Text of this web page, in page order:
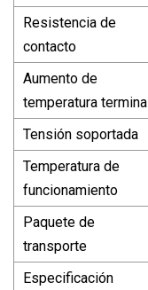
Resistencia de
contacto
Aumento de
temperatura
Tensión soportada
Temperatura de
funcionamiento
Paquete de
transporte
Especificación